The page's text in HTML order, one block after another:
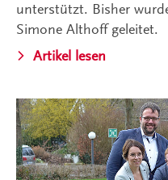
unterstützt. Bisher
Simone Althoff geleitet.
Artikel lesen